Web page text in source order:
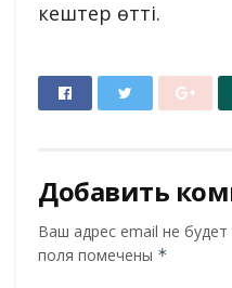
кештер өтті.
Добавить
Ваш адрес email не будет
поля помечены *